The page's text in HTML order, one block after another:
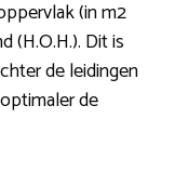
(in m2
(H.O.H.). Dit is
de leidingen
de